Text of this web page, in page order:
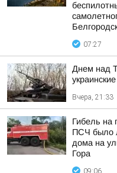
07:27
Днем над
Вчера, 21:33
Гибель на
ПСЧ было
дома на
Гора
09:06